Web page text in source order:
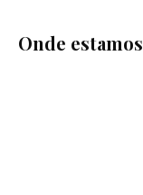
Onde estamos